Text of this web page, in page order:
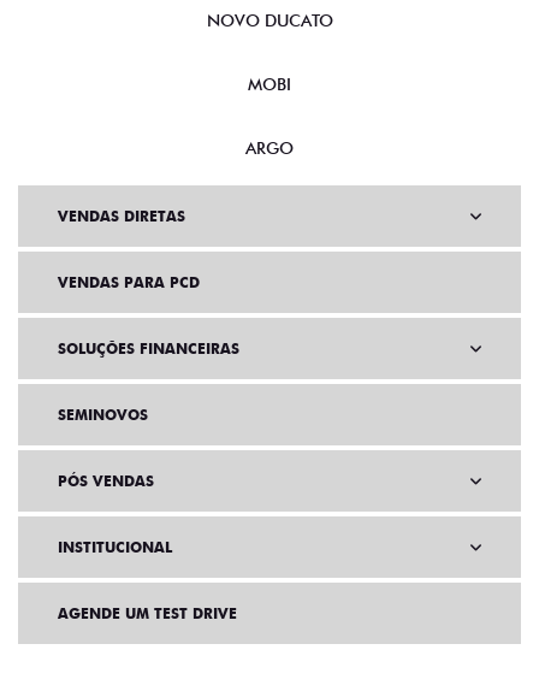
NOVO DUCATO
MOBI
ARGO
VENDAS DIRETAS
VENDAS PARA PCD
SOLUÇÕES FINANCEIRAS
SEMINOVOS
PÓS VENDAS
INSTITUCIONAL
AGENDE UM TEST DRIVE